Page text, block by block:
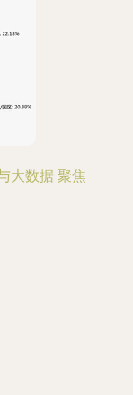
大数据 聚焦